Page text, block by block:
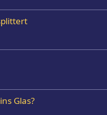
Glas?